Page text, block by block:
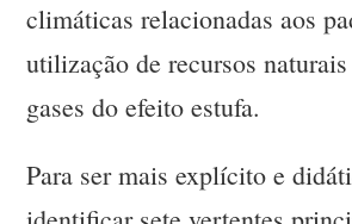
climáticas relacionadas aos
utilização de recursos
gases do efeito estufa.
Para ser mais explícito e